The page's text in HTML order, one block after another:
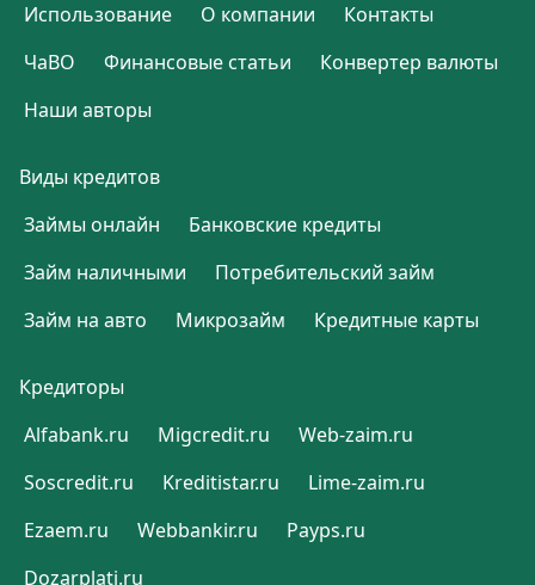
Использование
О компании
Контакты
ЧаВО
Финансовые статьи
Конвертер валюты
Наши авторы
Виды кредитов
Займы онлайн
Банковские кредиты
Займ наличными
Потребительский займ
Займ на авто
Микрозайм Кредитные карты
Кредиторы
Alfabank.ru
Migcredit.ru
Web-zaim.ru
Soscredit.ru
Kreditistar.ru
Lime-zaim.ru
Ezaem.ru
Webbankir.ru
Payps.ru
Dozarplati.ru